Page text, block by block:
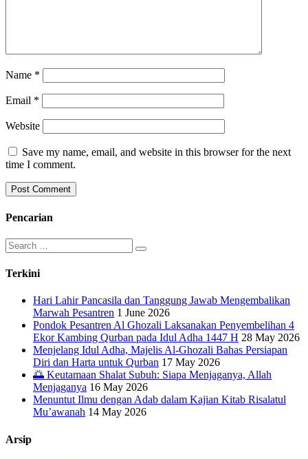
Name *
Email *
Website
Save my name, email, and website in this browser for the next
time I comment.
Pencarian
Search
for:
Terkini
Hari Lahir Pancasila dan Tanggung Jawab Mengembalikan
Marwah Pesantren 1 June 2026
Pondok Pesantren Al Ghozali Laksanakan Penyembelihan 4
Ekor Kambing Qurban pada Idul Adha 1447 H 28 May 2026
Menjelang Idul Adha, Majelis Al-Ghozali Bahas Persiapan
Diri dan Harta untuk Qurban 17 May 2026
🌅 Keutamaan Shalat Subuh: Siapa Menjaganya, Allah
Menjaganya 16 May 2026
Menuntut Ilmu dengan Adab dalam Kajian Kitab Risalatul
Mu’awanah 14 May 2026
Arsip